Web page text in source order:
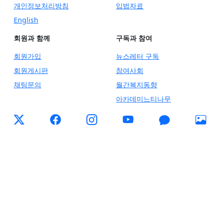
개인정보처리방침
English
입법자료
회원과 함께
회원가입
회원게시판
채팅문의
구독과 참여
뉴스레터 구독
참여사회
월간복지동향
아카데미느티나무